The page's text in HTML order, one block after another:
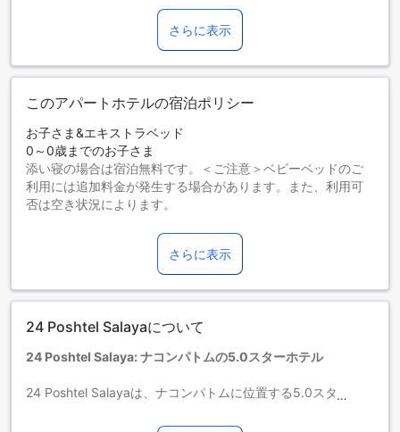
さらに表示
このアパートホテルの宿泊ポリシー
お子さま&エキストラベッド
0～0歳までのお子さま
添い寝の場合は宿泊無料です。＜ご注意＞ベビーベッドのご
利用には追加料金が発生する場合があります。また、利用可
否は空き状況によります。
エキストラベッドをお申し込みください。
19歳以上の宿泊者は大人とみなされます。
エキストラベッドの追加可否は、ルームタイプにより異なり
ます。各ルームタイプ欄の記載をお確かめください。ルーム
ていない場合は、エキストラベッドの追加はできません。
追加料金が適用されることがありますのでご了承ください。
さらに表示
24 Poshtel Salayaについて
24 Poshtel Salaya: ナコンパトムの5.0スターホテル
24 Poshtel Salayaは、ナコンパトムに位置する5.0スターホ
ざまな設備を備えています。チェックインは午後3時から可能